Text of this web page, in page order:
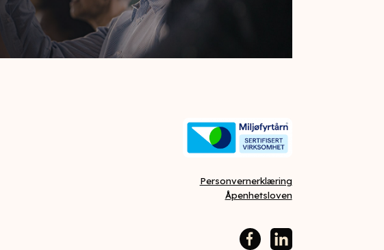
Personvernerklæring
Åpenhetsloven